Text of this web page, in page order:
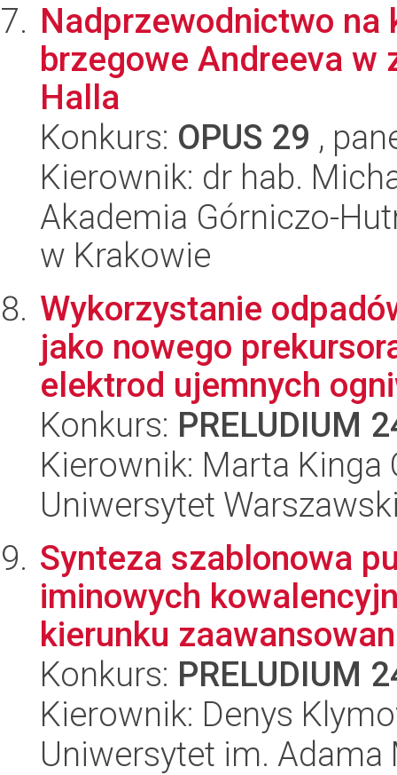
Nadprzewodnictwo na
brzegowe Andreeva
Halla
Konkurs: OPUS 29 ,
Kierownik: dr hab.
Akademia Górniczo-
w Krakowie
Wykorzystanie
jako nowego
elektrod ujemnych
Konkurs: PRELUDIUM
Kierownik: Marta Kinga
Uniwersytet
Synteza szablonowa
iminowych
kierunku
Konkurs: PRELUDIUM
Kierownik: Denys
Uniwersytet im.